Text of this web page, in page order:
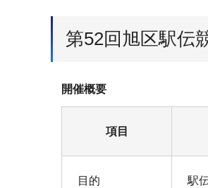
第52回旭区駅伝
開催概要
項目
目的 駅